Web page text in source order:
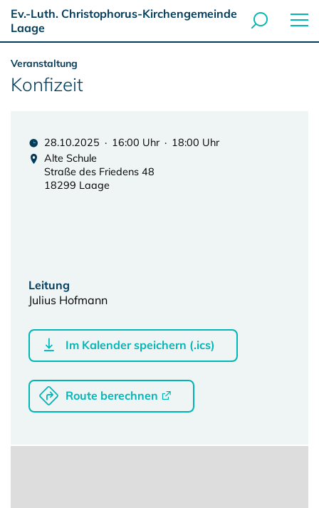
Ev.-Luth. Christophorus-Kirchengemeinde
Laage
Veranstaltung
Konfizeit
28.10.2025 · 16:00 Uhr · 18:00 Uhr
Alte Schule
Straße des Friedens 48
18299 Laage
Leitung
Julius Hofmann
Im Kalender speichern (.ics)
Route berechnen